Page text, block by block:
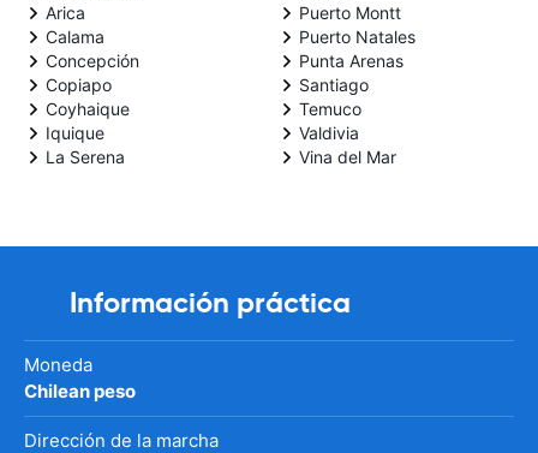
Arica
Calama
Concepción
Copiapo
Coyhaique
Iquique
La Serena
Puerto Montt
Puerto Natales
Punta Arenas
Santiago
Temuco
Valdivia
Vina del Mar
Información práctica
Moneda
Chilean peso
Dirección de la marcha